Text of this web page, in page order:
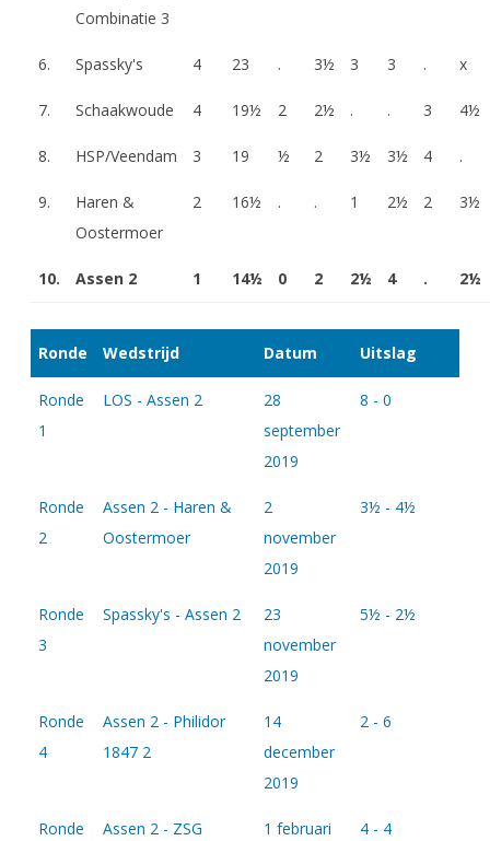
Combinatie 3
6. Spassky's 4 23 . 3½ 3 3 . x
7. Schaakwoude 4 19½ 2 2½ . . 3 4½
8. HSP/Veendam 3 19 ½ 2 3½ 3½ 4 .
9.
Haren &
Oostermoer
2 16½ . . 1 2½ 2 3½
10. Assen 2 1 14½ 0 2 2½ 4 . 2½
Ronde Wedstrijd Datum Uitslag
Ronde
1
LOS - Assen 2
28
september
2019
8 - 0
Ronde
2
Assen 2 - Haren &
Oostermoer
2
november
2019
3½ - 4½
Ronde
3
Spassky's - Assen 2
23
november
2019
5½ - 2½
Ronde
4
Assen 2 - Philidor
1847 2
14
december
2019
2 - 6
Ronde
Assen 2 - ZSG
1 februari
4 - 4